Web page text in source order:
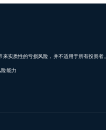
实质性的亏损风险，并不适用于所有投资者。
能力